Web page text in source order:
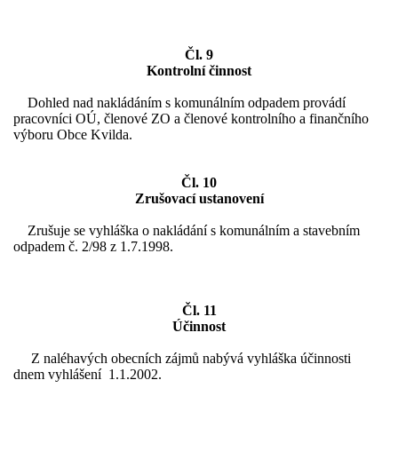
Čl. 9
Kontrolní činnost
Dohled nad nakládáním s komunálním odpadem provádí
pracovníci OÚ, členové ZO a členové kontrolního a finančního
výboru Obce Kvilda.
Čl. 10
Zrušovací ustanovení
Zrušuje se vyhláška o nakládání s komunálním a stavebním
odpadem č. 2/98 z 1.7.1998.
Čl. 11
Účinnost
Z naléhavých obecních zájmů nabývá vyhláška účinnosti
dnem vyhlášení 1.1.2002.